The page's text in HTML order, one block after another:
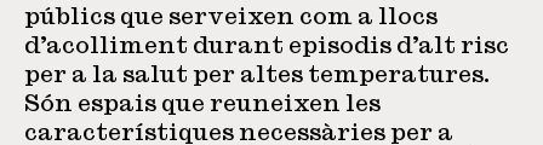
públics que serveixen com a llocs
d’acolliment durant episodis d’alt risc
per a la salut per altes temperatures.
Són espais que reuneixen les
característiques necessàries per a